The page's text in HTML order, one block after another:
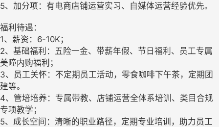
5、加分项：有电商店铺运营实习、自媒体运营经验优先。
福利待遇：
1、薪资：6-10K；
2、基础福利：五险一金、带薪年假、节日福利、员工专属
美瞳内购福利；
3、员工关怀：不定期员工活动，零食咖啡下午茶，定期团
建等。
4、管培培养：专属带教、店铺运营全体系培训、类目合规
专项教学；
5、成长空间：清晰的职业路径，定期专业培训，助力员工